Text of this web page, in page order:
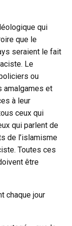
qui
que le
seraient le fait
Le
ou
amalgames et
à leur
ceux qui
qui parlent de
de l’islamisme
Toutes ces
être
chaque jour